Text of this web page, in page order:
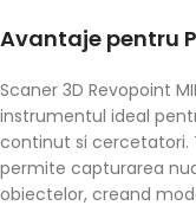
Avantaje pentru
Scaner 3D Revopoint
instrumentul ideal
continut si cercetatori.
permite capturarea
obiectelor, creand